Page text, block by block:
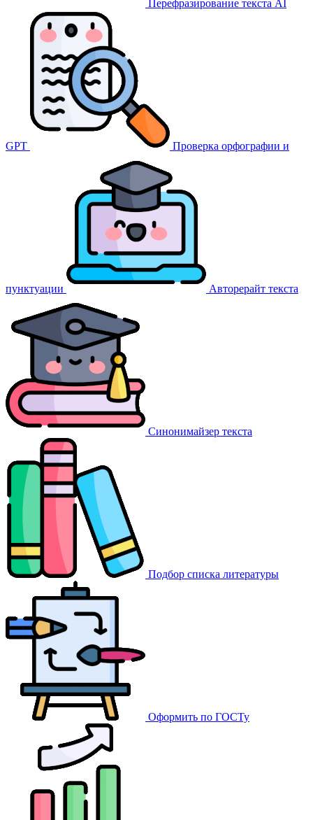
Перефразирование текста AI
GPT Проверка орфографии и
пунктуации Авторерайт текста
Синонимайзер текста
Подбор списка литературы
Оформить по ГОСТу